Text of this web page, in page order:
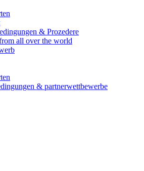
& Prozedere
all over the world
& partnerwettbewerbe